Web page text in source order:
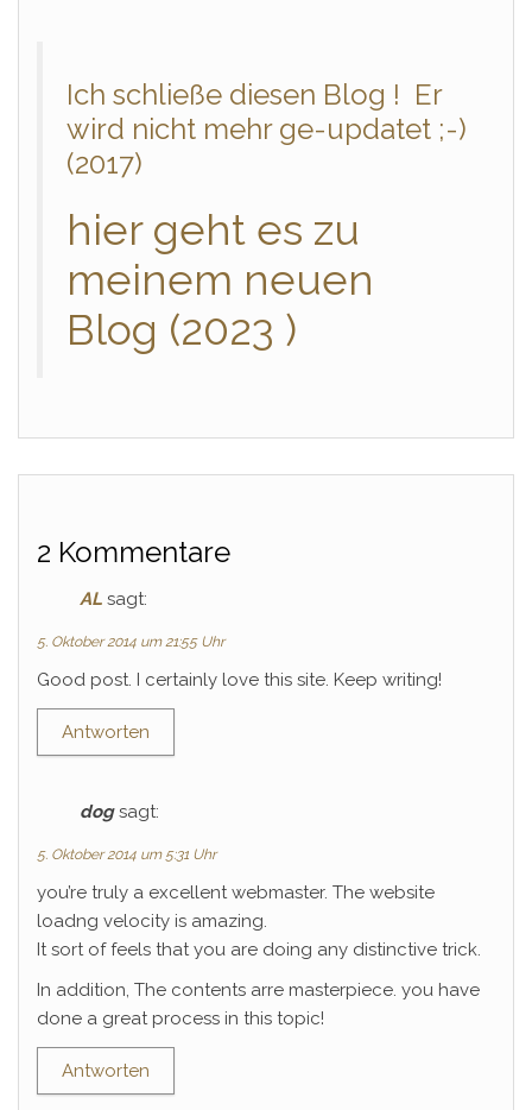
Ich schließe diesen Blog ! Er
wird nicht mehr ge-updatet ;-)
(2017)
hier geht es zu
meinem neuen
Blog (2023 )
2 Kommentare
AL sagt:
5. Oktober 2014 um 21:55 Uhr
Good post. I certainly love this site. Keep writing!
Antworten
dog sagt:
5. Oktober 2014 um 5:31 Uhr
you’re truly a excellent webmaster. The website
loadng velocity is amazing.
It sort of feels that you are doing any distinctive trick.
In addition, The contents arre masterpiece. you have
done a great process in this topic!
Antworten